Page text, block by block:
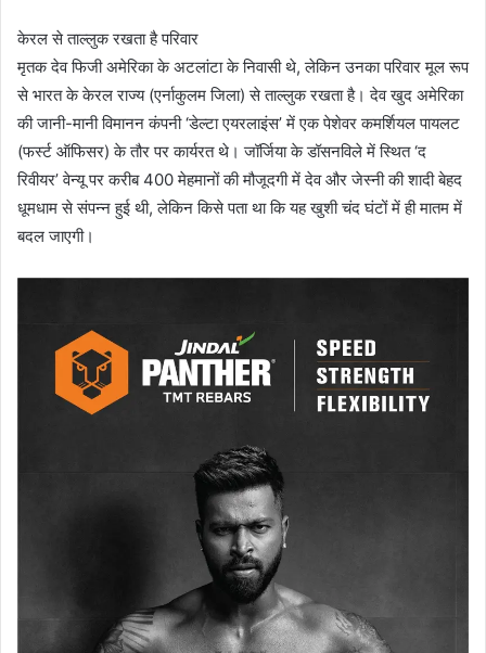
केरल से ताल्लुक रखता है परिवार
मृतक देव फिजी अमेरिका के अटलांटा के निवासी थे, लेकिन उनका परिवार मूल रूप
से भारत के केरल राज्य (एर्नाकुलम जिला) से ताल्लुक रखता है। देव खुद अमेरिका
की जानी-मानी विमानन कंपनी ‘डेल्टा एयरलाइंस’ में एक पेशेवर कमर्शियल पायलट
(फर्स्ट ऑफिसर) के तौर पर कार्यरत थे। जॉर्जिया के डॉसनविले में स्थित ‘द
रिवीयर’ वेन्यू पर करीब 400 मेहमानों की मौजूदगी में देव और जेस्नी की शादी बेहद
धूमधाम से संपन्न हुई थी, लेकिन किसे पता था कि यह खुशी चंद घंटों में ही मातम में
बदल जाएगी।